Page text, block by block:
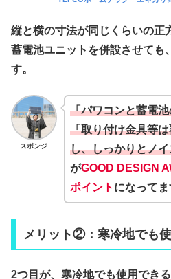
縦と横の寸法が同じくらいの正
蓄電池ユニットを併設させても
す。
スポンジ
「パワコンと蓄電
「取り付け金具等
し、しっかりとノ
がGOOD DESIGN
ポイント になってま
メリット②：寒冷地でも
2つ目が、寒冷地でも使用できる